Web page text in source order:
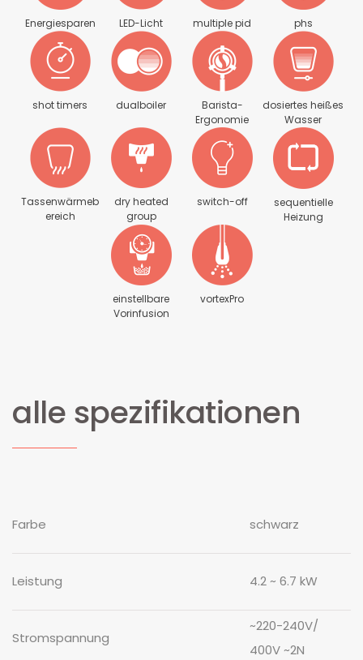
Energiesparen LED-Licht multiple pid phs
shot timers dualboiler
Barista-
Ergonomie
dosiertes heißes
Wasser
Tassenwärmeb
ereich
dry heated
group
switch-off
sequentielle
Heizung
einstellbare
Vorinfusion
vortexPro
alle spezifikationen
Farbe schwarz
Leistung 4.2 ~ 6.7 kW
Stromspannung
~220-240V/
400V ~2N